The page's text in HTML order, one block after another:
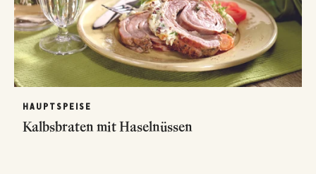
HAUPTSPEISE
Kalbsbraten mit Haselnüssen